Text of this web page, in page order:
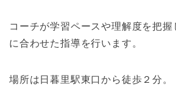
コーチが学習ペースや理解度を把握
に合わせた指導を行います。
場所は日暮里駅東口から徒歩２分。